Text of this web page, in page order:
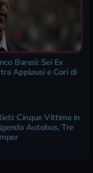
Baresi: Sei Ex
Applausi e Cori di
Cinque Vittime in
Autobus, Tre